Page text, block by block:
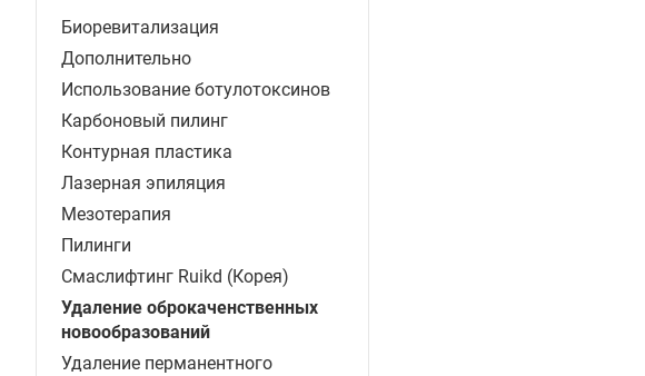
Биоревитализация
Дополнительно
Использование ботулотоксинов
Карбоновый пилинг
Контурная пластика
Лазерная эпиляция
Мезотерапия
Пилинги
Смаслифтинг Ruikd (Корея)
Удаление оброкаченственных
новообразований
Удаление перманентного